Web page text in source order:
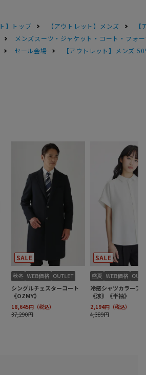
】トップ 【アウトレット】メンズ
メンズスーツ・ジャケット・コート・フォ
セール会場 【アウトレット】メンズ